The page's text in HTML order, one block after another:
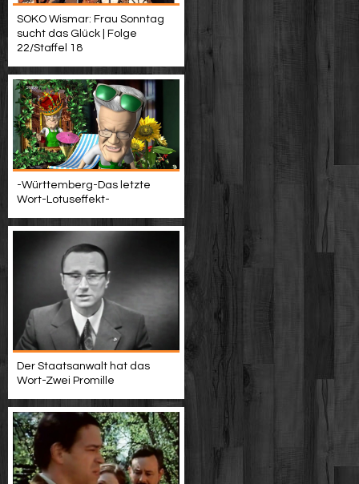
SOKO Wismar: Frau Sonntag
sucht das Glück | Folge
22/Staffel 18
-Württemberg-Das letzte
Wort-Lotuseffekt-
Der Staatsanwalt hat das
Wort-Zwei Promille